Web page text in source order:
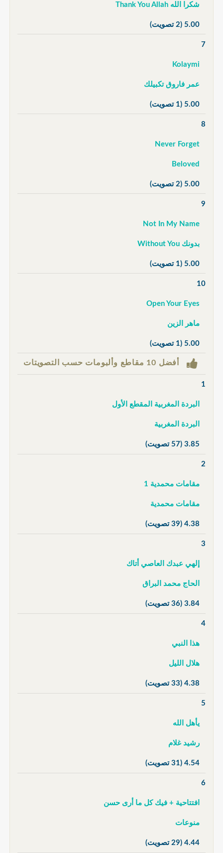
شكرا الله Thank You Allah
5.00 (2 تصويت)
7
Kolaymi
عمر فاروق تكبيلك
5.00 (1 تصويت)
8
Never Forget
Beloved
5.00 (2 تصويت)
9
Not In My Name
بدونك Without You
5.00 (1 تصويت)
10
Open Your Eyes
ماهر الزين
5.00 (1 تصويت)
أفضل 10 مقاطع وألبومات حسب التصويتات
1
البردة المغربية المقطع الأول
البردة المغربية
3.85 (57 تصويت)
2
مقامات محمدية 1
مقامات محمدية
4.38 (39 تصويت)
3
إلهي عبدك العاصي أتاك
الحاج محمد البراق
3.84 (36 تصويت)
4
هذا النبي
هلال الليل
4.38 (33 تصويت)
5
يأهل الله
رشيد غلام
4.54 (31 تصويت)
6
افتتاحية + فيك كل ما أرى حسن
منوعات
4.44 (29 تصويت)